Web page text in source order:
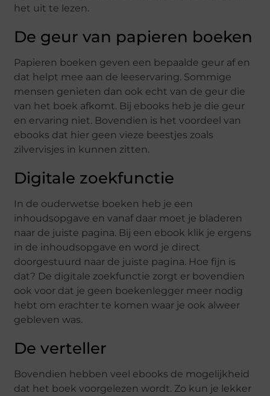
het uit te lezen.
De geur van papieren boeken
Papieren boeken geven een bepaalde geur af en
dat helpt mee aan de leeservaring. Sommige
mensen genieten dan ook echt van de geur die
van het boek afkomt. Bij ebooks heb je die geur
en ervaring niet. Bovendien is het voordeel van
ebooks dat hier geen vieze beestjes zoals
zilvervisjes in kunnen zitten.
Digitale zoekfunctie
In de ouderwetse boeken heb je een
inhoudsopgave en vanaf daar moet je bladeren
naar de juiste pagina. Bij een ebook klik je ergens
in de inhoudsopgave en word je direct
doorgestuurd naar de juiste pagina. Hoe fijn is
dat? De digitale zoekfunctie zorgt er bovendien
ook voor dat je geen boekenlegger meer nodig
hebt om erachter te komen waar je ook alweer
gebleven was.
De verteller
Bovendien hebben veel ebooks de mogelijkheid
dat het boek voorgelezen wordt. Zo kun je lekker